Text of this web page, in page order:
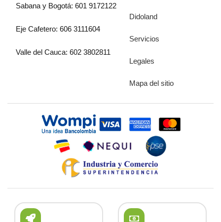
Sabana y Bogotá: 601 9172122
Eje Cafetero: 606 3111604
Valle del Cauca: 602 3802811
Didoland
Servicios
Legales
Mapa del sitio